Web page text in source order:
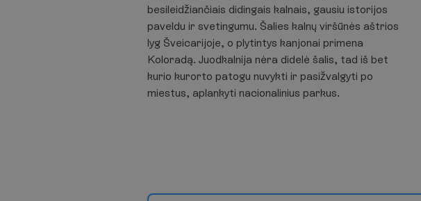
besileidžiančiais didingais kalnais, gausiu istorijos
paveldu ir svetingumu. Šalies kalnų viršūnės aštrios
lyg Šveicarijoje, o plytintys kanjonai primena
Koloradą. Juodkalnija nėra didelė šalis, tad iš bet
kurio kurorto patogu nuvykti ir pasižvalgyti po
miestus, aplankyti nacionalinius parkus.